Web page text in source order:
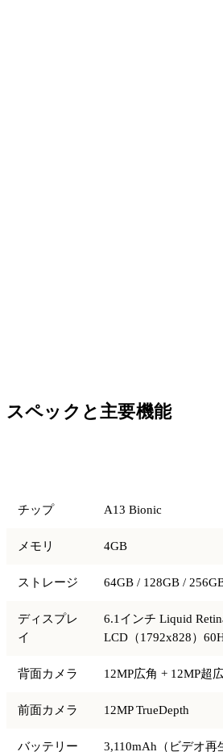
スペックと主要機能
チップ A13 Bionic
メモリ 4GB
ストレージ 64GB / 128GB /
ディスプレ
イ
6.1インチ Liquid
LCD（1792x828）
背面カメラ 12MP広角 + 12MP超
前面カメラ 12MP TrueDepth
バッテリー 3,110mAh（ビデオ再